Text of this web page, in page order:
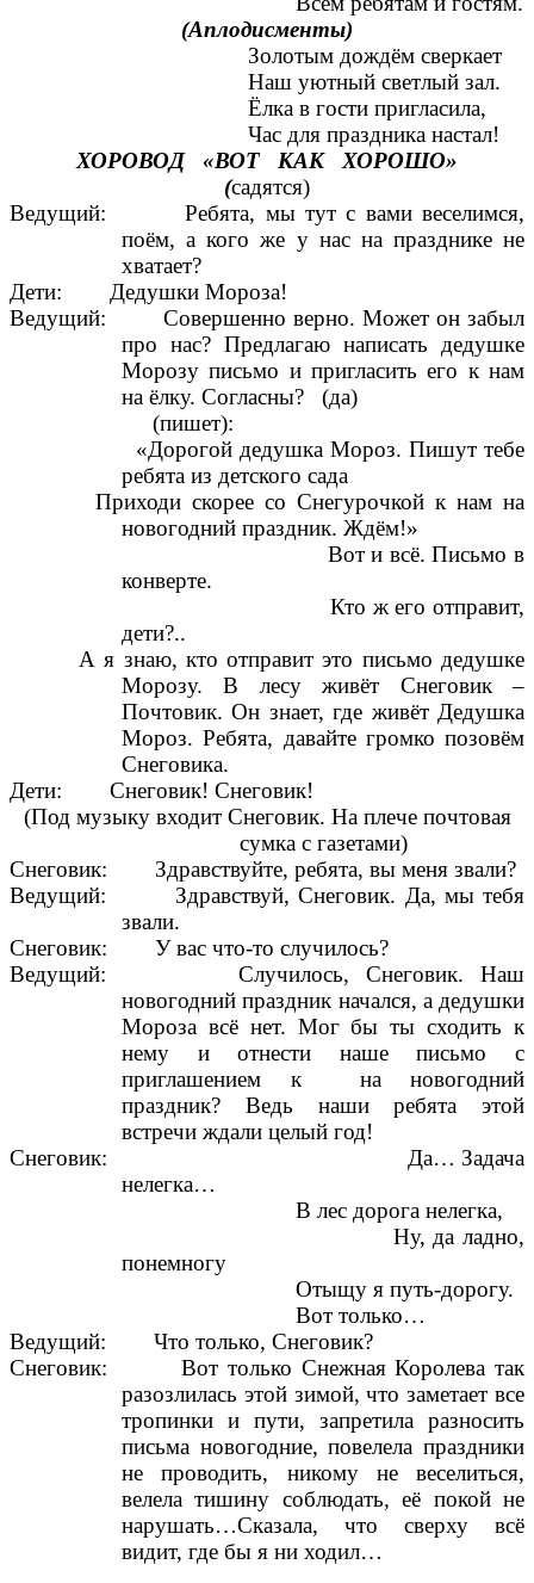
(Аплодисменты)
Золотым дождём сверкает
Наш уютный светлый зал.
Ёлка в гости пригласила,
Час для праздника настал!
ХОРОВОД «ВОТ КАК ХОРОШО»
(садятся)
Ведущий: Ребята, мы тут с вами веселимся,
поём, а кого же у нас на празднике не
хватает?
Дети: Дедушки Мороза!
Ведущий: Совершенно верно. Может он забыл
про нас? Предлагаю написать дедушке
Морозу письмо и пригласить его к нам
на ёлку. Согласны? (да)
(пишет):
«Дорогой дедушка Мороз. Пишут тебе
ребята из детского сада
Приходи скорее со Снегурочкой к нам на
новогодний праздник. Ждём!»
Вот и всё. Письмо в
конверте.
Кто ж его отправит,
дети?..
А я знаю, кто отправит это письмо дедушке
Морозу. В лесу живёт Снеговик –
Почтовик. Он знает, где живёт Дедушка
Мороз. Ребята, давайте громко позовём
Снеговика.
Дети: Снеговик! Снеговик!
(Под музыку входит Снеговик. На плече почтовая
сумка с газетами)
Снеговик: Здравствуйте, ребята, вы меня звали?
Ведущий: Здравствуй, Снеговик. Да, мы тебя
звали.
Снеговик: У вас что-то случилось?
Ведущий: Случилось, Снеговик. Наш
новогодний праздник начался, а дедушки
Мороза всё нет. Мог бы ты сходить к
нему и отнести наше письмо с
приглашением к на новогодний
праздник? Ведь наши ребята этой
встречи ждали целый год!
Снеговик: Да… Задача
нелегка…
В лес дорога нелегка,
Ну, да ладно,
понемногу
Отыщу я путь-дорогу.
Вот только…
Ведущий: Что только, Снеговик?
Снеговик: Вот только Снежная Королева так
разозлилась этой зимой, что заметает все
тропинки и пути, запретила разносить
письма новогодние, повелела праздники
не проводить, никому не веселиться,
велела тишину соблюдать, её покой не
нарушать…Сказала, что сверху всё
видит, где бы я ни ходил…